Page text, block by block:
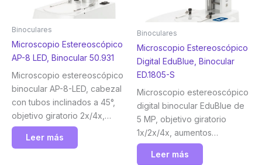
Binoculares
Microscopio Estereoscópico
AP-8 LED, Binocular 50.931
Microscopio estereoscópico
binocular AP-8-LED, cabezal
con tubos inclinados a 45°,
objetivo giratorio 2x/4x,
aumentos 20x/40x,
iluminación LED incidente y
Leer más
Binoculares
Microscopio Estereoscópico
Digital EduBlue, Binocular
ED.1805-S
Microscopio estereoscópico
digital binocular EduBlue de
5 MP, objetivo giratorio
1x/2x/4x, aumentos
10x/20x/40x con soporte de
piñón y cremallera con
Leer más